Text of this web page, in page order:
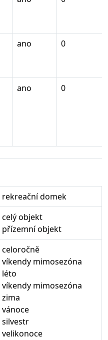
ano 0
ano 0
rekreační domek
celý objekt
přízemní objekt
celoročně
víkendy mimosezóna
léto
víkendy mimosezóna
zima
vánoce
silvestr
velikonoce